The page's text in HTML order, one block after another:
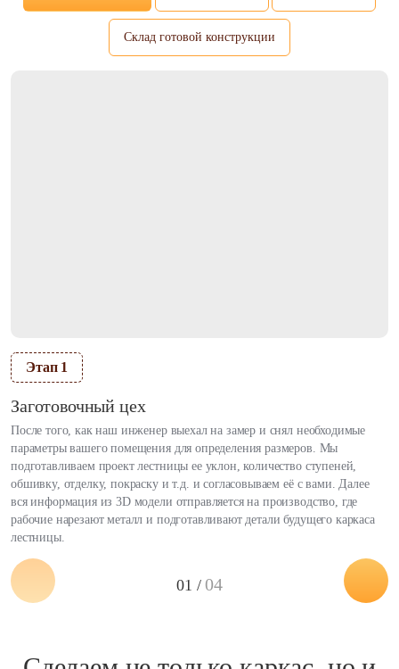
Склад готовой конструкции
Этап 1
Заготовочный цех
После того, как наш инженер выехал на замер и снял необходимые
параметры вашего помещения для определения размеров. Мы
подготавливаем проект лестницы ее уклон, количество ступеней,
обшивку, отделку, покраску и т.д. и согласовываем её с вами. Далее
вся информация из 3D модели отправляется на производство, где
рабочие нарезают металл и подготавливают детали будущего каркаса
лестницы.
01 / 04